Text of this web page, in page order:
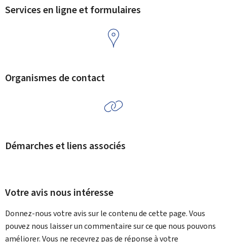
Services en ligne et formulaires
Organismes de contact
Démarches et liens associés
Votre avis nous intéresse
Donnez-nous votre avis sur le contenu de cette page. Vous
pouvez nous laisser un commentaire sur ce que nous pouvons
améliorer. Vous ne recevrez pas de réponse à votre